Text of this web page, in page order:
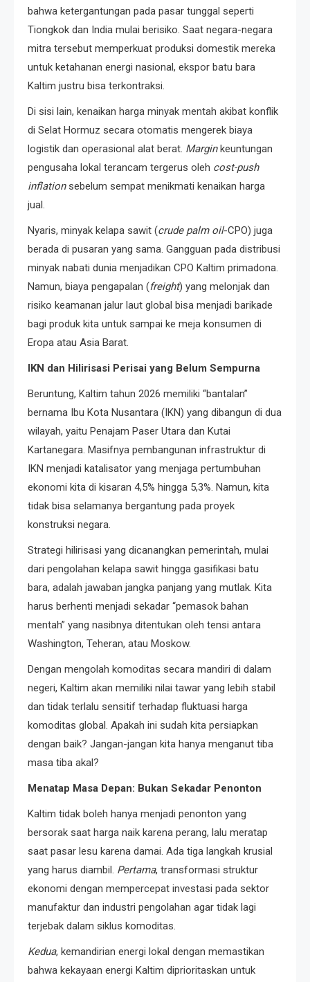
bahwa ketergantungan pada pasar tunggal seperti
Tiongkok dan India mulai berisiko. Saat negara-negara
mitra tersebut memperkuat produksi domestik mereka
untuk ketahanan energi nasional, ekspor batu bara
Kaltim justru bisa terkontraksi.
Di sisi lain, kenaikan harga minyak mentah akibat konflik
di Selat Hormuz secara otomatis mengerek biaya
logistik dan operasional alat berat. Marginkeuntungan
pengusaha lokal terancam tergerus oleh cost-push
inflationsebelum sempat menikmati kenaikan harga
jual.
Nyaris, minyak kelapa sawit (crude palm oil-CPO) juga
berada di pusaran yang sama. Gangguan pada distribusi
minyak nabati dunia menjadikan CPO Kaltim primadona.
Namun, biaya pengapalan (freight) yang melonjak dan
risiko keamanan jalur laut global bisa menjadi barikade
bagi produk kita untuk sampai ke meja konsumen di
Eropa atau Asia Barat.
IKN dan Hilirisasi Perisai yang Belum Sempurna
Beruntung, Kaltim tahun 2026 memiliki “bantalan”
bernama Ibu Kota Nusantara (IKN) yang dibangun di dua
wilayah, yaitu Penajam Paser Utara dan Kutai
Kartanegara. Masifnya pembangunan infrastruktur di
IKN menjadi katalisator yang menjaga pertumbuhan
ekonomi kita di kisaran 4,5% hingga 5,3%. Namun, kita
tidak bisa selamanya bergantung pada proyek
konstruksi negara.
Strategi hilirisasi yang dicanangkan pemerintah, mulai
dari pengolahan kelapa sawit hingga gasifikasi batu
bara, adalah jawaban jangka panjang yang mutlak. Kita
harus berhenti menjadi sekadar “pemasok bahan
mentah” yang nasibnya ditentukan oleh tensi antara
Washington, Teheran, atau Moskow.
Dengan mengolah komoditas secara mandiri di dalam
negeri, Kaltim akan memiliki nilai tawar yang lebih stabil
dan tidak terlalu sensitif terhadap fluktuasi harga
komoditas global. Apakah ini sudah kita persiapkan
dengan baik? Jangan-jangan kita hanya menganut tiba
masa tiba akal?
Menatap Masa Depan: Bukan Sekadar Penonton
Kaltim tidak boleh hanya menjadi penonton yang
bersorak saat harga naik karena perang, lalu meratap
saat pasar lesu karena damai. Ada tiga langkah krusial
yang harus diambil. Pertama, transformasi struktur
ekonomi dengan mempercepat investasi pada sektor
manufaktur dan industri pengolahan agar tidak lagi
terjebak dalam siklus komoditas.
Kedua, kemandirian energi lokal dengan memastikan
bahwa kekayaan energi Kaltim diprioritaskan untuk